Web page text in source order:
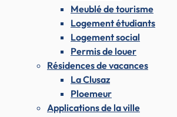
Meublé de tourisme
Logement étudiants
Logement social
Permis de louer
Résidences de vacances
La Clusaz
Ploemeur
Applications de la ville